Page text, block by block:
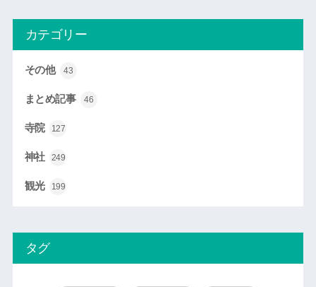
カテゴリー
その他 43
まとめ記事 46
寺院 127
神社 249
観光 199
タグ